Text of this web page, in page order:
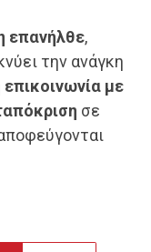
επανήλθε,
την ανάγκη
με
σε